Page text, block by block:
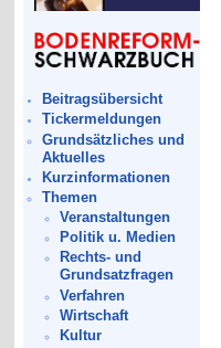
Beitragsübersicht
Tickermeldungen
Grundsätzliches und
Aktuelles
Kurzinformationen
Themen
Veranstaltungen
Politik u. Medien
Rechts- und
Grundsatzfragen
Verfahren
Wirtschaft
Kultur